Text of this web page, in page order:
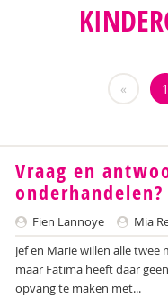
« 1
Vraag en
onderhandelen?
Fien Lannoye
Mia
Jef en Marie willen alle
maar Fatima heeft daar
opvang te maken met...